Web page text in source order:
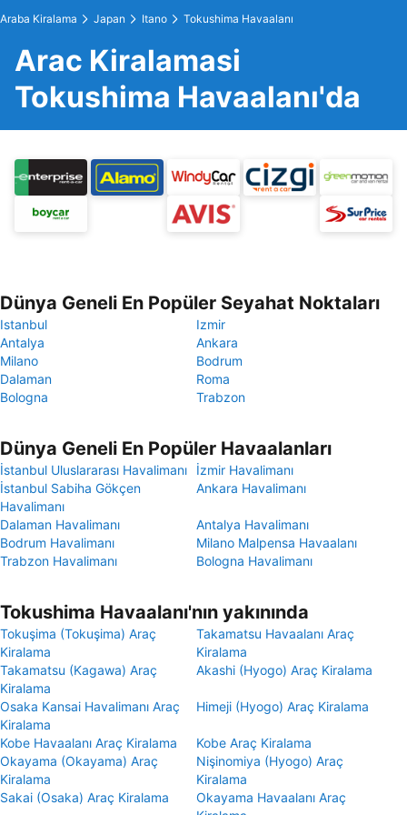
Araba Kiralama Japan Itano Tokushima Havaalanı
Arac Kiralamasi
Tokushima Havaalanı'da
Dünya Geneli En Popüler Seyahat Noktaları
Istanbul
Izmir
Antalya
Ankara
Milano
Bodrum
Dalaman
Roma
Bologna
Trabzon
Dünya Geneli En Popüler Havaalanları
İstanbul Uluslararası Havalimanı
İzmir Havalimanı
İstanbul Sabiha Gökçen
Havalimanı
Ankara Havalimanı
Dalaman Havalimanı
Antalya Havalimanı
Bodrum Havalimanı
Milano Malpensa Havaalanı
Trabzon Havalimanı
Bologna Havalimanı
Tokushima Havaalanı'nın yakınında
Tokuşima (Tokuşima) Araç
Kiralama
Takamatsu Havaalanı Araç
Kiralama
Takamatsu (Kagawa) Araç
Kiralama
Akashi (Hyogo) Araç Kiralama
Osaka Kansai Havalimanı Araç
Kiralama
Himeji (Hyogo) Araç Kiralama
Kobe Havaalanı Araç Kiralama
Kobe Araç Kiralama
Okayama (Okayama) Araç
Kiralama
Nişinomiya (Hyogo) Araç
Kiralama
Sakai (Osaka) Araç Kiralama
Okayama Havaalanı Araç